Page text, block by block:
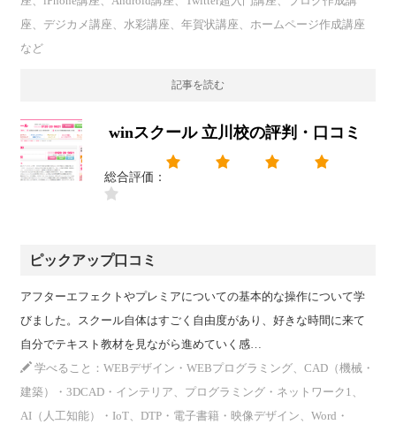
座、デジカメ講座、水彩講座、年賀状講座、ホームページ作成講座
など
記事を読む
winスクール 立川校の評判・口コミ
総合評価：
ピックアップ口コミ
アフターエフェクトやプレミアについての基本的な操作について学
びました。スクール自体はすごく自由度があり、好きな時間に来て
自分でテキスト教材を見ながら進めていく感…
学べること：WEBデザイン・WEBプログラミング、CAD（機械・
建築）・3DCAD・インテリア、プログラミング・ネットワーク1、
AI（人工知能）・IoT、DTP・電子書籍・映像デザイン、Word・